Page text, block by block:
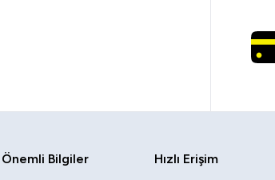
Önemli Bilgiler Hızlı Erişim